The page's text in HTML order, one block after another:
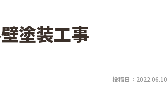
塗装工事
投稿日：2022.06.10